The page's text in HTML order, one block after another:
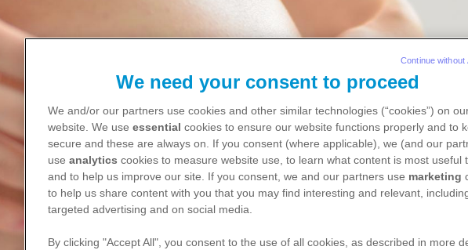
We need your consent to proceed
We and/or our partners use cookies and other similar technologies (“cookies”) on
website. We use essential cookies to ensure our website functions properly and to
secure and these are always on. If you consent (where applicable), we (and our
use analytics cookies to measure website use, to learn what content is most useful
and to help us improve our site. If you consent, we and our partners use marketing
to help us share content with you that you may find interesting and relevant,
targeted advertising and on social media.
By clicking "Accept All", you consent to the use of all cookies, as described in more
Continue without